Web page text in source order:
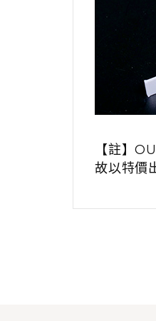
【註】
故以特價